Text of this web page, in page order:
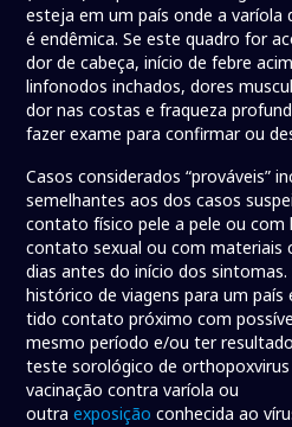
esteja em um país onde a varíola
é endêmica. Se este quadro for
dor de cabeça, início de febre
linfonodos inchados, dores
dor nas costas e fraqueza
fazer exame para confirmar ou
Casos considerados “prováveis”
semelhantes aos dos casos
contato físico pele a pele ou com
contato sexual ou com materiais
dias antes do início dos sintomas.
histórico de viagens para um
tido contato próximo com
mesmo período e/ou ter
teste sorológico de orthopoxvirus
vacinação contra varíola ou
outraexposição conhecida ao